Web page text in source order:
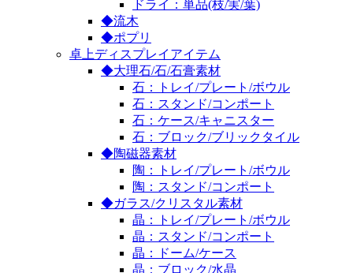
ドライ：単品(枝/実/葉)
◆流木
◆ポプリ
卓上ディスプレイアイテム
◆大理石/石/石膏素材
石：トレイ/プレート/ボウル
石：スタンド/コンポート
石：ケース/キャニスター
石：ブロック/ブリックタイル
◆陶磁器素材
陶：トレイ/プレート/ボウル
陶：スタンド/コンポート
◆ガラス/クリスタル素材
晶：トレイ/プレート/ボウル
晶：スタンド/コンポート
晶：ドーム/ケース
晶：ブロック/水晶